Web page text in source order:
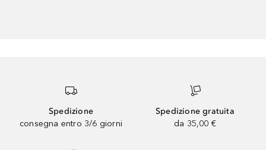
Spedizione
consegna entro 3/6 giorni
Spedizione gratuita
da 35,00 €